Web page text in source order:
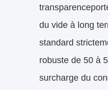
du vide à long
standard
robuste de 50 à
surcharge du